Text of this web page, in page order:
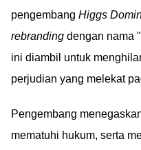
pengembang Higgs
rebranding dengan nama "
ini diambil untuk
perjudian yang melekat
Pengembang
mematuhi hukum, serta